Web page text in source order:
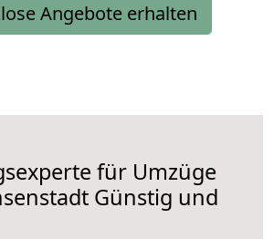
Angebote erhalten
für Umzüge
Günstig und